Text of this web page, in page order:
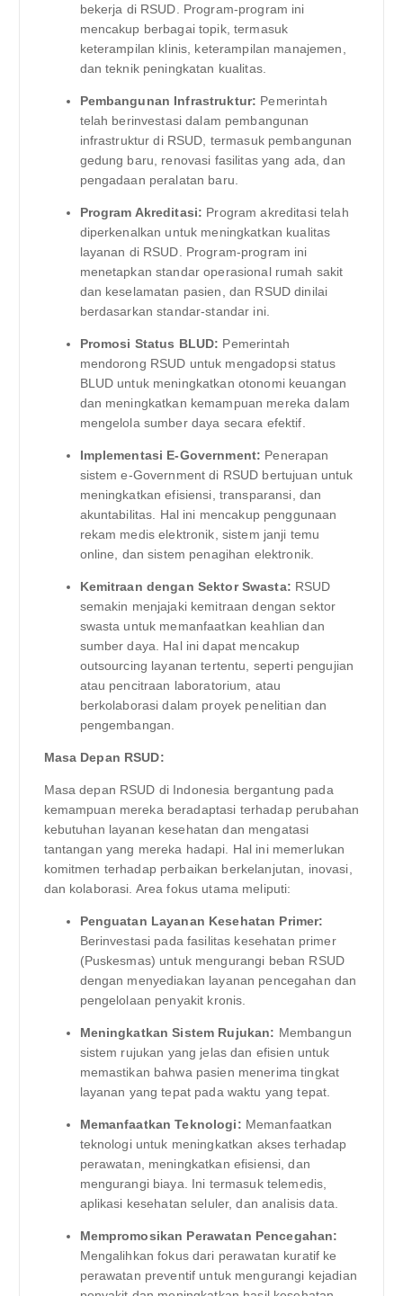
bekerja di RSUD. Program-program ini
mencakup berbagai topik, termasuk
keterampilan klinis, keterampilan manajemen,
dan teknik peningkatan kualitas.
Pembangunan Infrastruktur: Pemerintah
telah berinvestasi dalam pembangunan
infrastruktur di RSUD, termasuk pembangunan
gedung baru, renovasi fasilitas yang ada, dan
pengadaan peralatan baru.
Program Akreditasi: Program akreditasi telah
diperkenalkan untuk meningkatkan kualitas
layanan di RSUD. Program-program ini
menetapkan standar operasional rumah sakit
dan keselamatan pasien, dan RSUD dinilai
berdasarkan standar-standar ini.
Promosi Status BLUD: Pemerintah
mendorong RSUD untuk mengadopsi status
BLUD untuk meningkatkan otonomi keuangan
dan meningkatkan kemampuan mereka dalam
mengelola sumber daya secara efektif.
Implementasi E-Government: Penerapan
sistem e-Government di RSUD bertujuan untuk
meningkatkan efisiensi, transparansi, dan
akuntabilitas. Hal ini mencakup penggunaan
rekam medis elektronik, sistem janji temu
online, dan sistem penagihan elektronik.
Kemitraan dengan Sektor Swasta: RSUD
semakin menjajaki kemitraan dengan sektor
swasta untuk memanfaatkan keahlian dan
sumber daya. Hal ini dapat mencakup
outsourcing layanan tertentu, seperti pengujian
atau pencitraan laboratorium, atau
berkolaborasi dalam proyek penelitian dan
pengembangan.
Masa Depan RSUD:
Masa depan RSUD di Indonesia bergantung pada
kemampuan mereka beradaptasi terhadap perubahan
kebutuhan layanan kesehatan dan mengatasi
tantangan yang mereka hadapi. Hal ini memerlukan
komitmen terhadap perbaikan berkelanjutan, inovasi,
dan kolaborasi. Area fokus utama meliputi:
Penguatan Layanan Kesehatan Primer:
Berinvestasi pada fasilitas kesehatan primer
(Puskesmas) untuk mengurangi beban RSUD
dengan menyediakan layanan pencegahan dan
pengelolaan penyakit kronis.
Meningkatkan Sistem Rujukan: Membangun
sistem rujukan yang jelas dan efisien untuk
memastikan bahwa pasien menerima tingkat
layanan yang tepat pada waktu yang tepat.
Memanfaatkan Teknologi: Memanfaatkan
teknologi untuk meningkatkan akses terhadap
perawatan, meningkatkan efisiensi, dan
mengurangi biaya. Ini termasuk telemedis,
aplikasi kesehatan seluler, dan analisis data.
Mempromosikan Perawatan Pencegahan:
Mengalihkan fokus dari perawatan kuratif ke
perawatan preventif untuk mengurangi kejadian